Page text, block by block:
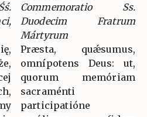
Commemoratio Ss.
Duodecim Fratrum
Mártyrum
Præsta, quǽsumus,
omnípotens Deus: ut,
quorum memóriam
sacraménti
participatióne